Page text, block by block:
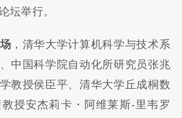
坛举行。
，清华大学计算机科学与技术系
中国科学院自动化所研究员张兆
教授侯臣平、清华大学丘成桐数
授安杰莉卡・阿维莱斯-里韦罗